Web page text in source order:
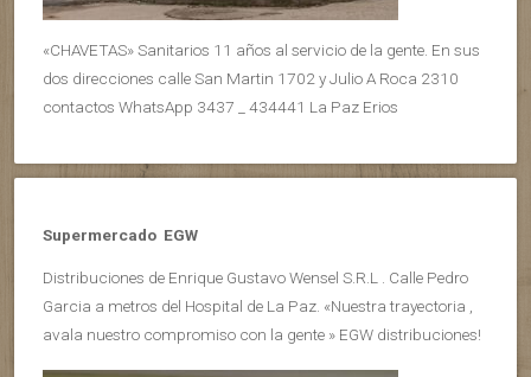
«CHAVETAS» Sanitarios 11 años al servicio de la gente. En sus
dos direcciones calle San Martin 1702 y Julio A Roca 2310
contactos WhatsApp 3437 _ 434441 La Paz Erios
Supermercado EGW
Distribuciones de Enrique Gustavo Wensel S.R.L . Calle Pedro
Garcia a metros del Hospital de La Paz. «Nuestra trayectoria ,
avala nuestro compromiso con la gente » EGW distribuciones!